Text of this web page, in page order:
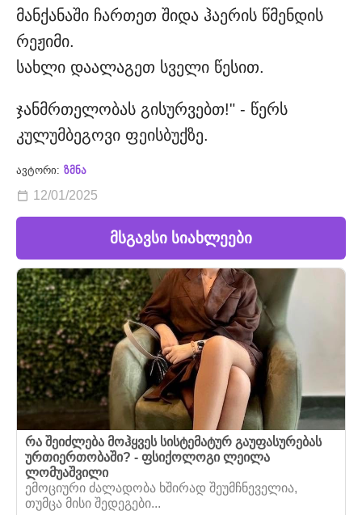
მანქანაში ჩართეთ შიდა ჰაერის წმენდის
რეჟიმი.
სახლი დაალაგეთ სველი წესით.
ჯანმრთელობას გისურვებთ!" - წერს
კულუმბეგოვი ფეისბუქზე.
ავტორი: ზმნა
12/01/2025
მსგავსი სიახლეები
რა შეიძლება მოჰყვეს სისტემატურ გაუფასურებას
ურთიერთობაში? - ფსიქოლოგი ლეილა
ლომუაშვილი
ემოციური ძალადობა ხშირად შეუმჩნეველია,
თუმცა მისი შედეგები...